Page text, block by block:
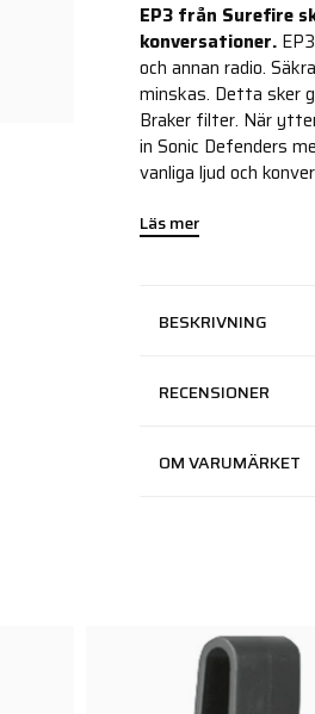
EP3 från Surefire
konversationer.
och annan radio.
minskas. Detta sker
Braker filter. När
in Sonic Defenders
vanliga ljud och
Läs mer
BESKRIVNING
RECENSIONER
OM VARUMÄRKET